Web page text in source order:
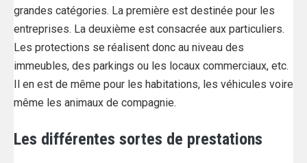
grandes catégories. La première est destinée pour les
entreprises. La deuxième est consacrée aux particuliers.
Les protections se réalisent donc au niveau des
immeubles, des parkings ou les locaux commerciaux, etc.
Il en est de même pour les habitations, les véhicules voire
même les animaux de compagnie.
Les différentes sortes de prestations